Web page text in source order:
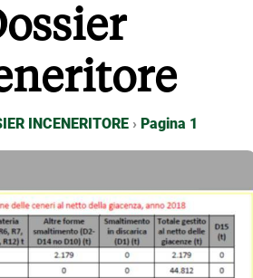
INCENERITORE Pagina 1